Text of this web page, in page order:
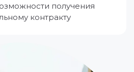
получения
контракту